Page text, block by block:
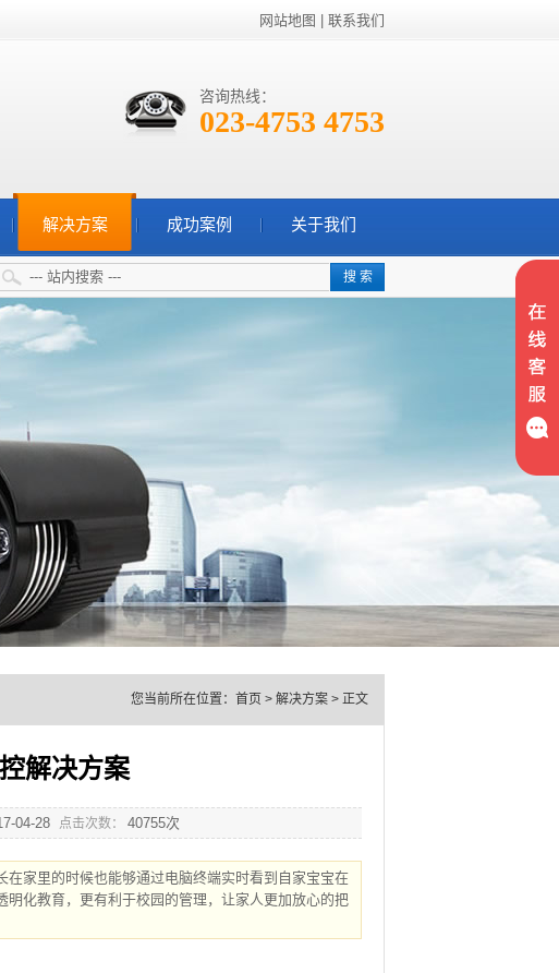
网站地图 联系我们
咨询热线：
023-4753 4753
解决方案 成功案例 关于我们
搜 索
您当前所在位置： 首页 > 解决方案 > 正文
解决方案
04-28 点击次数： 40755次
家里的时候也能够通过电脑终端实时看到自家宝宝在
化教育，更有利于校园的管理，让家人更加放心的把